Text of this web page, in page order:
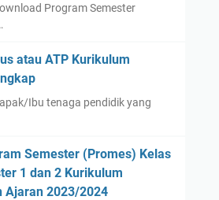
Program Semester
atau ATP Kurikulum
Ibu tenaga pendidik yang
Semester (Promes) Kelas
1 dan 2 Kurikulum
Ajaran 2023/2024